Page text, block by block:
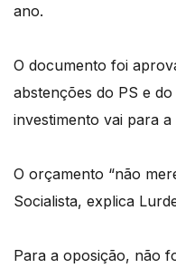
ano.
O documento foi
abstenções do PS e
investimento vai para a
O orçamento “não
Socialista, explica
Para a oposição, não